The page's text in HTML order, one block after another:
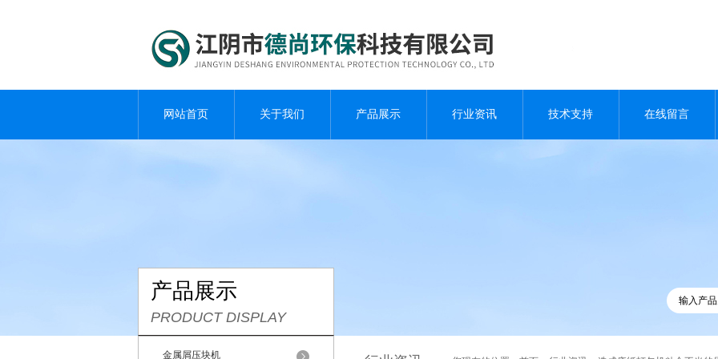
网站首页 关于我们 产品展示 行业资讯 技术支持 在线留言
产品展示
PRODUCT DISPLAY
金属屑压块机